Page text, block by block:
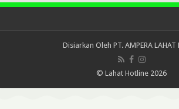
Disiarkan Oleh PT. AMPERA LAHAT
© Lahat Hotline 2026